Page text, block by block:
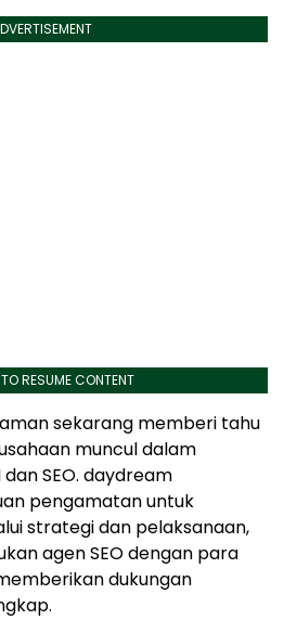
RESUME CONTENT
sekarang memberi tahu
muncul dalam
SEO. daydream
pengamatan untuk
strategi dan pelaksanaan,
agen SEO dengan para
dukungan